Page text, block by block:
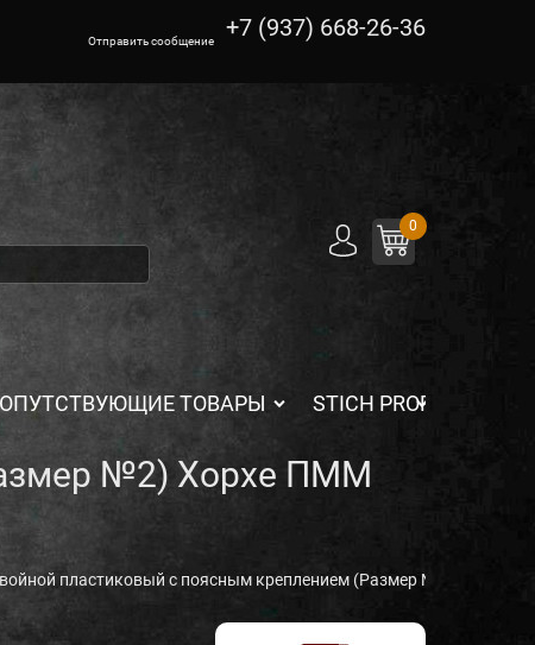
Отправить сообщение +7 (937) 668-26-36
0
ТОВАРЫ STICH PROFI
№2) Хорхе ПММ
пластиковый с поясным креплением (Размер №2) Хорхе